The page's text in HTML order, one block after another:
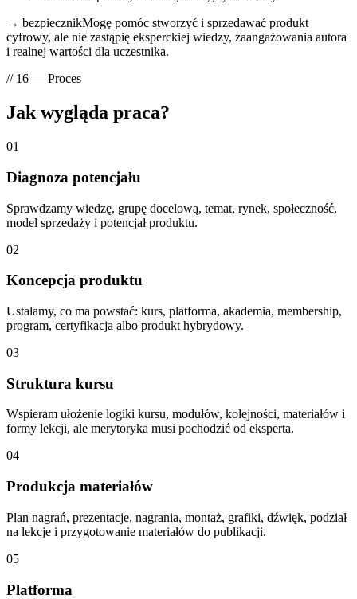
→ bezpiecznikMogę pomóc stworzyć i sprzedawać produkt
cyfrowy, ale nie zastąpię eksperckiej wiedzy, zaangażowania autora
i realnej wartości dla uczestnika.
// 16 — Proces
Jak wygląda praca?
01
Diagnoza potencjału
Sprawdzamy wiedzę, grupę docelową, temat, rynek, społeczność,
model sprzedaży i potencjał produktu.
02
Koncepcja produktu
Ustalamy, co ma powstać: kurs, platforma, akademia, membership,
program, certyfikacja albo produkt hybrydowy.
03
Struktura kursu
Wspieram ułożenie logiki kursu, modułów, kolejności, materiałów i
formy lekcji, ale merytoryka musi pochodzić od eksperta.
04
Produkcja materiałów
Plan nagrań, prezentacje, nagrania, montaż, grafiki, dźwięk, podział
na lekcje i przygotowanie materiałów do publikacji.
05
Platforma